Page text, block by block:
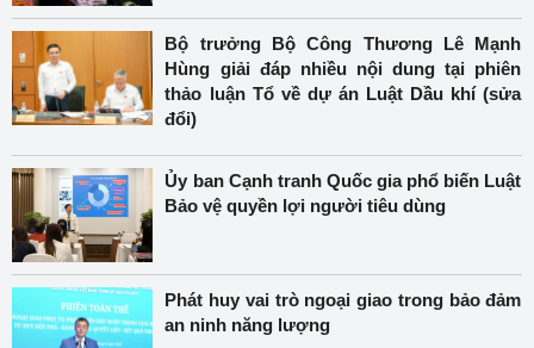
Bộ trưởng Bộ Công Thương Lê Mạnh
Hùng giải đáp nhiều nội dung tại phiên
thảo luận Tổ về dự án Luật Dầu khí (sửa
đổi)
Ủy ban Cạnh tranh Quốc gia phổ biến Luật
Bảo vệ quyền lợi người tiêu dùng
Phát huy vai trò ngoại giao trong bảo đảm
an ninh năng lượng